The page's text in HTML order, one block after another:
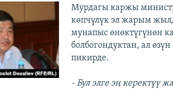
Мурдагы каржы
көпчүлүк эл жарым
мунапыс өнөктүгүнөн
болбогондуктан, ал
пикирде.
- Бул элге эң керектүү